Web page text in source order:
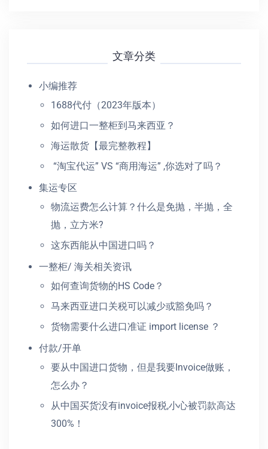
文章分类
小编推荐
1688代付（2023年版本）
如何进口一整柜到马来西亚？
海运散货【最完整教程】
“淘宝代运” VS “商用海运” ,你选对了吗？
集运专区
物流运费怎么计算？什么是免抛，半抛，全
抛，立方米?
这东西能从中国进口吗？
一整柜/ 海关相关资讯
如何查询货物的HS Code？
马来西亚进口关税可以减少或豁免吗？
货物需要什么进口准证 import license ？
付款/开单
要从中国进口货物，但是我要Invoice做账，
怎么办？
从中国买货没有invoice报税,小心被罚款高达
300%！